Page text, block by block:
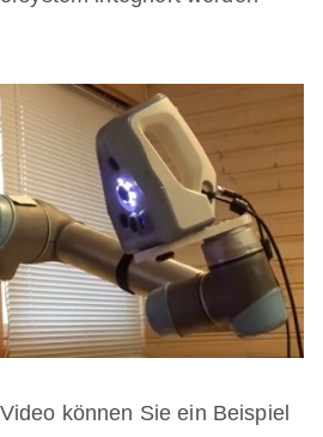
können Sie ein Beispiel